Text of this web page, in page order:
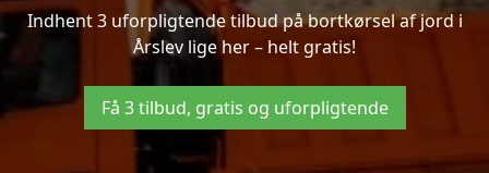
Indhent 3 uforpligtende tilbud på bortkørsel af jord i
Årslev lige her – helt gratis!
Få 3 tilbud, gratis og uforpligtende